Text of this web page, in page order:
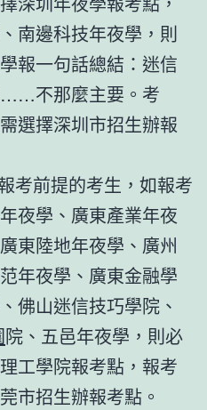
南邊科技年夜學，則
報一句話總結：迷信
……不那麼主要。考
選擇深圳市招生辦報
考前提的考生，如報考
夜學、廣東產業年夜
東陸地年夜學、廣州
年夜學、廣東金融學
佛山迷信技巧學院、
院、五邑年夜學，則必
工學院報考點，報考
市招生辦報考點。